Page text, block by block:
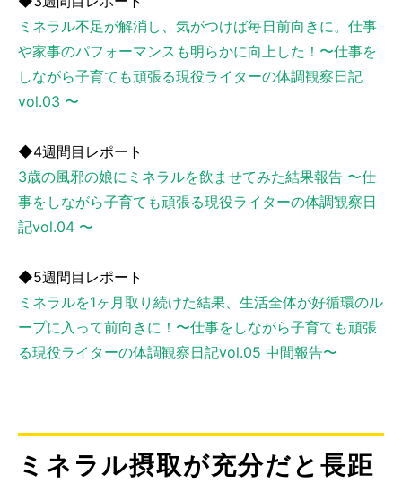
ミネラル不足が解消し、気がつけば毎日前向きに。仕事
や家事のパフォーマンスも明らかに向上した！〜仕事を
しながら子育ても頑張る現役ライターの体調観察日記
vol.03 〜
◆4週間目レポート
3歳の風邪の娘にミネラルを飲ませてみた結果報告 〜仕
事をしながら子育ても頑張る現役ライターの体調観察日
記vol.04 〜
◆5週間目レポート
ミネラルを1ヶ月取り続けた結果、生活全体が好循環のル
ープに入って前向きに！〜仕事をしながら子育ても頑張
る現役ライターの体調観察日記vol.05 中間報告〜
ミネラル摂取が充分だと長距